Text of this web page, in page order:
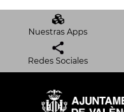
Nuestras Apps
Redes Sociales